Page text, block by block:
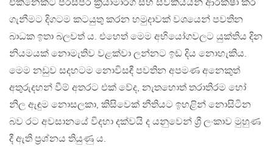
එකිනෙකට පරස්පර ක්‍රියාමාර්ග සහ ස්වකීයයන් ආරක්ෂා කර
ගැනීමට දිගටම කටයුතු කරන හමුදාවක් වශයෙන් පවතින
බාධක ඉතා බලවත් ය. එහෙත් මෙම අභියෝගවලට යුක්තිය දින
නියමයක් නොමැතිව වළක්වා ලන්නට ඉඩ දිය නොහැකිය.
මෙම නඩුව සදහටම නොවිසඳී පවතින අපමණ අනෙකුත්
අතුරුදහන් වීම් අතරට එක් වේද, නැතහොත් තරාතිරම හෝ
නිල ඇඳුම නොසලකා, කිසිවෙක් නීතියට ඉහළින් නොසිටින
බව රට අවසානයේ විදහා දක්වයි ද යනුවෙන් ශ්‍රී ලංකාව මුහුණ
දී ඇති ප්‍රශ්නය තියුණු ය.